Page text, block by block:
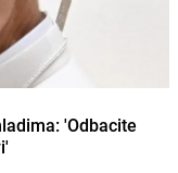
'Odbacite